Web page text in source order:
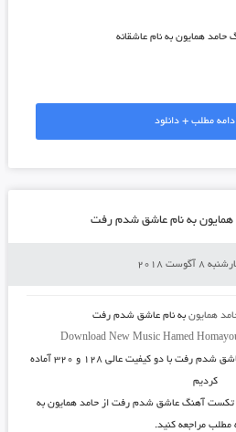
مطلب + دانلود
همایون به نام عاشق شدم رفت
8 آگوست 2018
همایونبه نام عاشق شدم رفت
Download New Music Hamed
شدم رفت
با دو کیفیت عالی ۱۲۸ و ۳۲۰ آماده
کردیم
و تکست آهنگ عاشق شدم رفت از حامد همایون به
مطلب مراجعه کنید.